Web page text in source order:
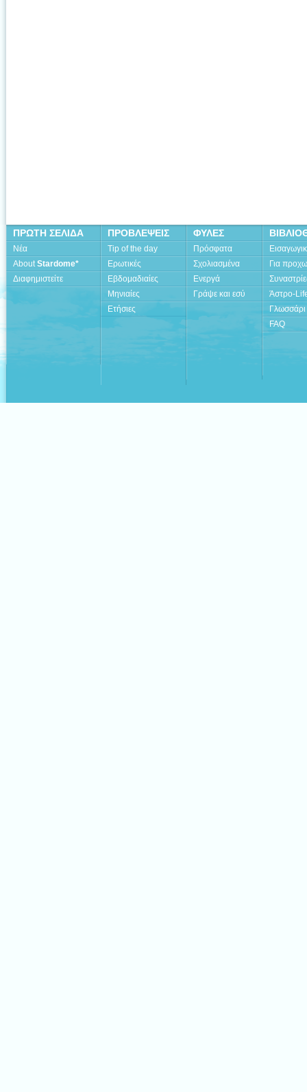
ΠΡΩΤΗ ΣΕΛΙΔΑ
Νέα
AboutStardome*
Διαφημιστείτε
ΠΡΟΒΛΕΨΕΙΣ
Tip of the day
Ερωτικές
Εβδομαδιαίες
Μηνιαίες
Ετήσιες
ΦΥΛΕΣ
Πρόσφατα
Σχολιασμένα
Ενεργά
Γράψε και εσύ
Για
Άστρο-
Γλωσσάρι
FAQ